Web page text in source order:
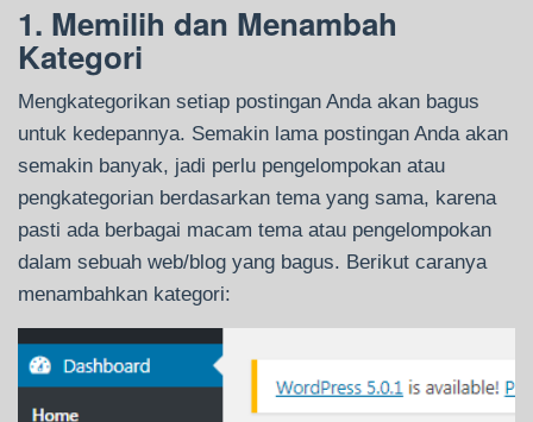
1. Memilih dan Menambah
Kategori
Mengkategorikan setiap postingan Anda akan bagus
untuk kedepannya. Semakin lama postingan Anda akan
semakin banyak, jadi perlu pengelompokan atau
pengkategorian berdasarkan tema yang sama, karena
pasti ada berbagai macam tema atau pengelompokan
dalam sebuah web/blog yang bagus. Berikut caranya
menambahkan kategori: